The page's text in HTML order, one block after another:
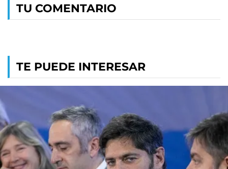
TU COMENTARIO
TE PUEDE INTERESAR